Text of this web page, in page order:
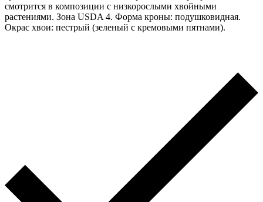
смотрится в композиции с низкорослыми хвойными
растениями. Зона USDA 4. Форма кроны: подушковидная.
Окрас хвои: пестрый (зеленый с кремовыми пятнами).